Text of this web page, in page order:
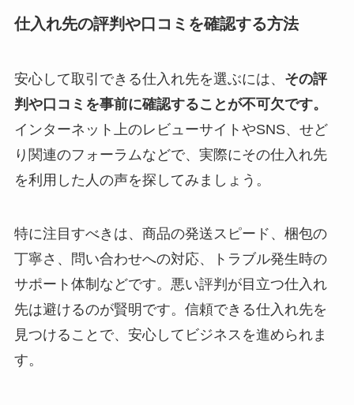
仕入れ先の評判や口コミを確認する方法
安心して取引できる仕入れ先を選ぶには、 その評
判や口コミを事前に確認することが不可欠です。
インターネット上のレビューサイトやSNS、せど
り関連のフォーラムなどで、実際にその仕入れ先
を利用した人の声を探してみましょう。
特に注目すべきは、商品の発送スピード、梱包の
丁寧さ、問い合わせへの対応、トラブル発生時の
サポート体制などです。悪い評判が目立つ仕入れ
先は避けるのが賢明です。信頼できる仕入れ先を
見つけることで、安心してビジネスを進められま
す。